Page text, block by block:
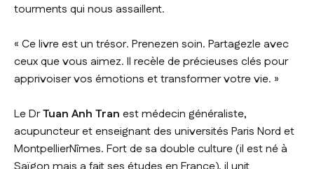
tourments qui nous assaillent.
« Ce livre est un trésor. Prenezen soin. Partagezle avec
ceux que vous aimez. Il recèle de précieuses clés pour
apprivoiser vos émotions et transformer votre vie. »
Le DrTuan Anh Tran est médecin généraliste,
acupuncteur et enseignant des universités Paris Nord et
MontpellierNîmes. Fort de sa double culture (il est né à